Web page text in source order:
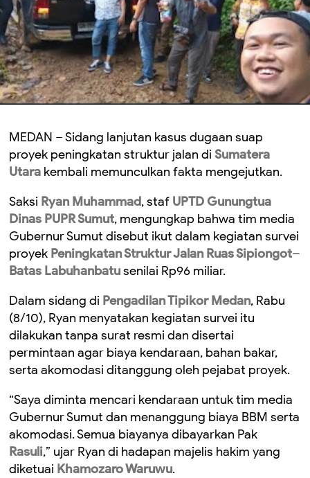
MEDAN – Sidang lanjutan kasus dugaan suap
proyek peningkatan struktur jalan di Sumatera
Utara kembali memunculkan fakta mengejutkan.
Saksi Ryan Muhammad, staf UPTD Gunungtua
Dinas PUPR Sumut, mengungkap bahwa tim media
Gubernur Sumut disebut ikut dalam kegiatan survei
proyek Peningkatan Struktur Jalan Ruas Sipiongot–
Batas Labuhanbatusenilai Rp96 miliar.
Dalam sidang di Pengadilan Tipikor Medan, Rabu
(8/10), Ryan menyatakan kegiatan survei itu
dilakukan tanpa surat resmi dan disertai
permintaan agar biaya kendaraan, bahan bakar,
serta akomodasi ditanggung oleh pejabat proyek.
“Saya diminta mencari kendaraan untuk tim media
Gubernur Sumut dan menanggung biaya BBM serta
akomodasi. Semua biayanya dibayarkan Pak
Rasuli,” ujar Ryan di hadapan majelis hakim yang
diketuai Khamozaro Waruwu.